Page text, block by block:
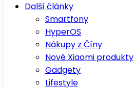
Další články
Smartfony
HyperOS
Nákupy z Číny
Nové Xiaomi produkty
Gadgety
Lifestyle